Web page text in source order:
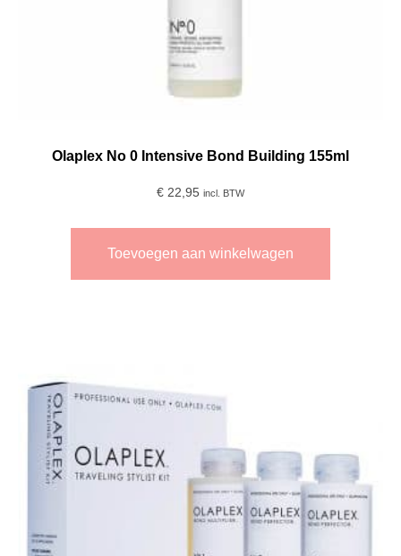
Olaplex No 0 Intensive Bond Building 155ml
€ 22,95 incl. BTW
Toevoegen aan winkelwagen